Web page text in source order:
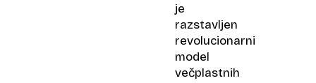
je
razstavljen
revolucionarni
model
večplastnih